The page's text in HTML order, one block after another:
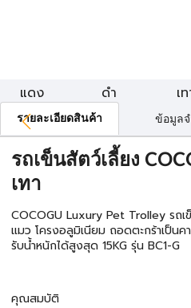
แดง ดำ เ
รายละเอียดสินค้า ข้อมูลจ
รถเข็นสัตว์เลี้ยง
เทา
COCOGU Luxury Pet Trolley รถเ
แมว โครงอลูมิเนียม ถอดตะกร้าเป็น
รับน้ำหนักได้สูงสุด 15KG รุ่น BC1-G
คุณสมบัติ